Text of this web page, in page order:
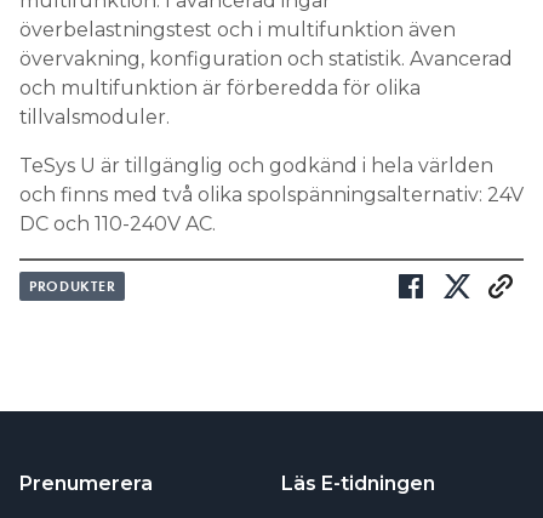
överbelastningstest och i multifunktion även
övervakning, konfiguration och statistik. Avancerad
och multifunktion är förberedda för olika
tillvalsmoduler.
TeSys U är tillgänglig och godkänd i hela världen
och finns med två olika spolspänningsalternativ: 24V
DC och 110-240V AC.
PRODUKTER
Prenumerera Läs E-tidningen